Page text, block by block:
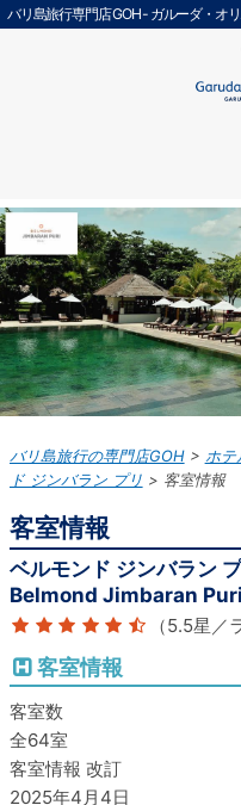
バリ島旅行専門店 GOH - ガルーダ・オ
バリ島旅行の専門店GOH ホテ
ド ジンバラン プリ
客室情報
客室情報
ベルモンド ジンバラン
Belmond Jimbaran Puri
（5.5星／
客室情報
客室数
全64室
客室情報 改訂
2025年4月4日